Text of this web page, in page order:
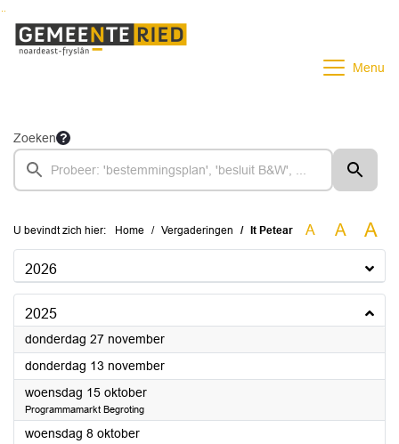
Menu
Zoeken
U bevindt zich hier: Home Vergaderingen It Petear A A A
2026
2025
donderdag 27 november2025
donderdag 13 november2025
woensdag 15 oktober2025
Programmamarkt Begroting
woensdag 8 oktober2025